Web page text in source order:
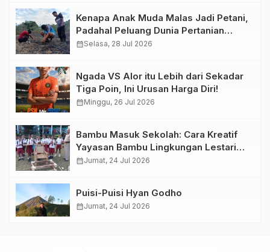
Kenapa Anak Muda Malas Jadi Petani,
Padahal Peluang Dunia Pertanian
Menjanjikan?
calendar_monthSelasa, 28 Jul 2026
Ngada VS Alor itu Lebih dari Sekadar
Tiga Poin, Ini Urusan Harga Diri!
calendar_monthMinggu, 26 Jul 2026
Bambu Masuk Sekolah: Cara Kreatif
Yayasan Bambu Lingkungan Lestari
Rayakan Hari Anak Nasional di
calendar_monthJumat, 24 Jul 2026
Puisi-Puisi Hyan Godho
calendar_monthJumat, 24 Jul 2026